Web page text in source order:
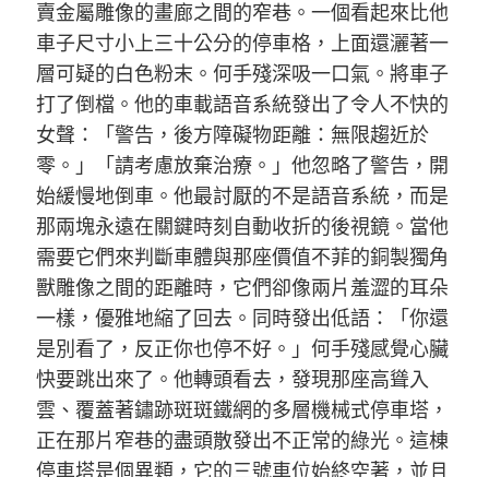
賣金屬雕像的畫廊之間的窄巷。一個看起來比他
車子尺寸小上三十公分的停車格，上面還灑著一
層可疑的白色粉末。何手殘深吸一口氣。將車子
打了倒檔。他的車載語音系統發出了令人不快的
女聲：「警告，後方障礙物距離：無限趨近於
零。」「請考慮放棄治療。」他忽略了警告，開
始緩慢地倒車。他最討厭的不是語音系統，而是
那兩塊永遠在關鍵時刻自動收折的後視鏡。當他
需要它們來判斷車體與那座價值不菲的銅製獨角
獸雕像之間的距離時，它們卻像兩片羞澀的耳朵
一樣，優雅地縮了回去。同時發出低語：「你還
是別看了，反正你也停不好。」何手殘感覺心臟
快要跳出來了。他轉頭看去，發現那座高聳入
雲、覆蓋著鏽跡斑斑鐵網的多層機械式停車塔，
正在那片窄巷的盡頭散發出不正常的綠光。這棟
停車塔是個異類，它的三號車位始終空著，並且